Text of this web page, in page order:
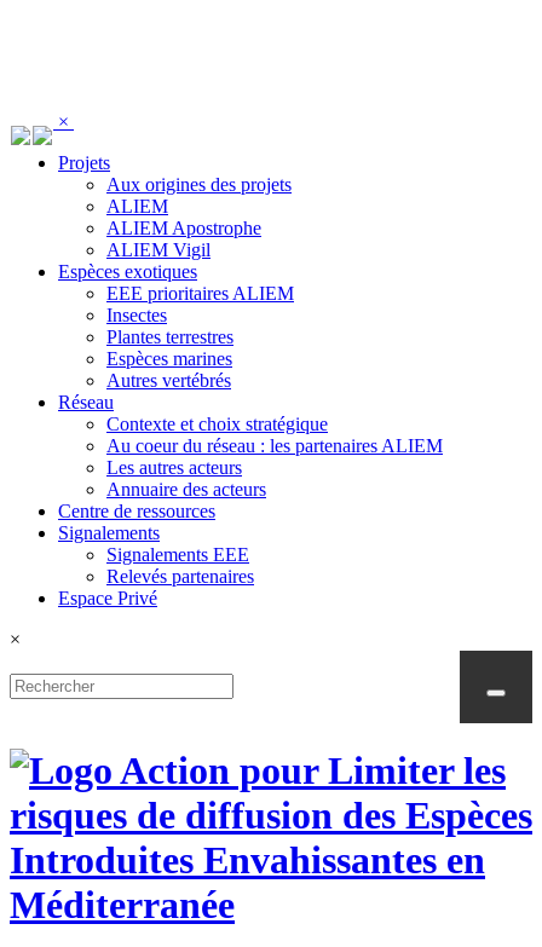
×
Projets
Aux origines des projets
ALIEM
ALIEM Apostrophe
ALIEM Vigil
Espèces exotiques
EEE prioritaires ALIEM
Insectes
Plantes terrestres
Espèces marines
Autres vertébrés
Réseau
Contexte et choix stratégique
Au coeur du réseau : les partenaires ALIEM
Les autres acteurs
Annuaire des acteurs
Centre de ressources
Signalements
Signalements EEE
Relevés partenaires
Espace Privé
×